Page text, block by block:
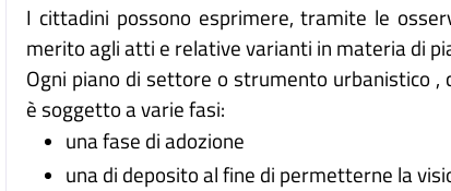
I cittadini possono esprimere, tramite le
merito agli atti e relative varianti in materia di
Ogni piano di settore o strumento urbanistico
è soggetto a varie fasi:
una fase di adozione
una di deposito al fine di permetterne la